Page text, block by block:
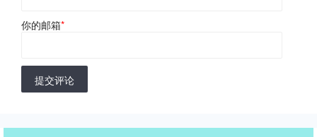
你的邮箱*
提交评论